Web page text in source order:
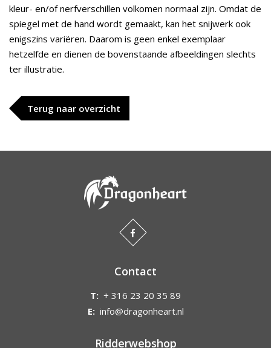
kleur- en/of nerfverschillen volkomen normaal zijn. Omdat de
spiegel met de hand wordt gemaakt, kan het snijwerk ook
enigszins variëren. Daarom is geen enkel exemplaar
hetzelfde en dienen de bovenstaande afbeeldingen slechts
ter illustratie.
Terug naar overzicht
Contact
T: + 316 23 20 35 89
E: info@dragonheart.nl
Ridderwebshop